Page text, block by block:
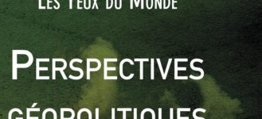
musulmanes Ouighours est riche en
en octobre 2013, attentats dans une
énergétique. Les détroits sont également un
l’Iran utilisa l’hypothèse de la fermeture du
mondial) face aux menaces de sanctions
off shorecette fois, est celui de la